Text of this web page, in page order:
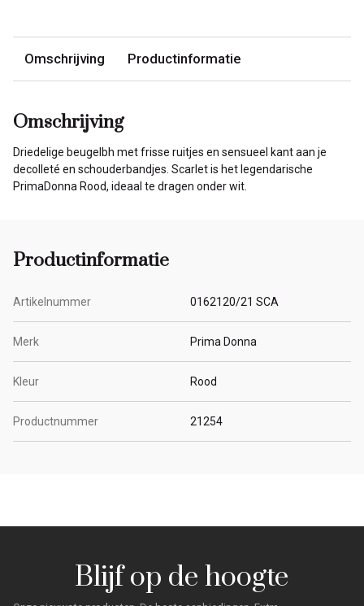
Omschrijving Productinformatie
Omschrijving
Driedelige beugelbh met frisse ruitjes en sensueel kant aan je
decolleté en schouderbandjes. Scarlet is het legendarische
PrimaDonna Rood, ideaal te dragen onder wit.
Productinformatie
Artikelnummer 0162120/21 SCA
Merk Prima Donna
Kleur Rood
Productnummer 21254
Blijf op de hoogte